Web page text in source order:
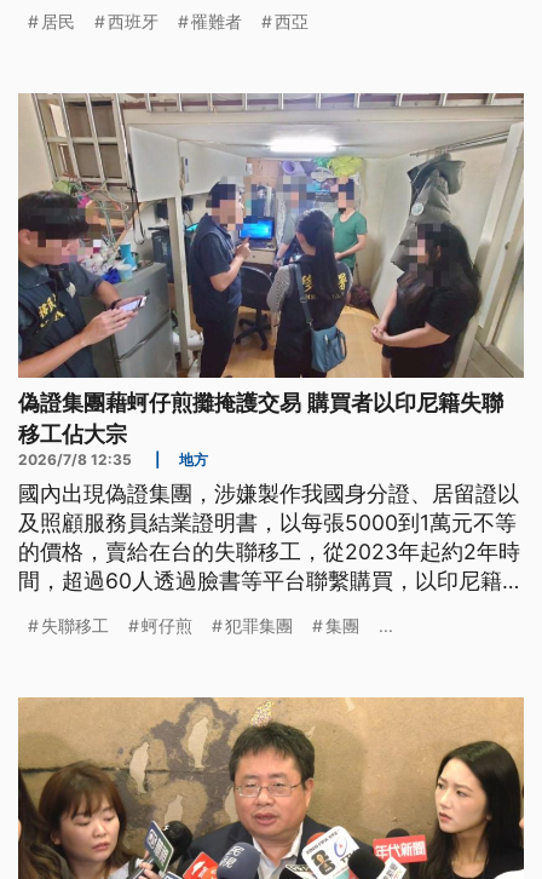
難。
居民 西班牙 罹難者 西亞
偽證集團藉蚵仔煎攤掩護交易 購買者以印尼籍失聯
移工佔大宗
2026/7/8 12:35 地方
國內出現偽證集團，涉嫌製作我國身分證、居留證以
及照顧服務員結業證明書，以每張5000到1萬元不等
的價格，賣給在台的失聯移工，從2023年起約2年時
間，超過60人透過臉書等平台聯繫購買，以印尼籍佔
意在北部的一家蚵仔煎攤交易。全案查獲包含國人、
徒刑，但都獲得緩刑，而流入市面的許多偽證，至今
尚未全部查到購買者。
失聯移工 蚵仔煎 犯罪集團 集團 ...